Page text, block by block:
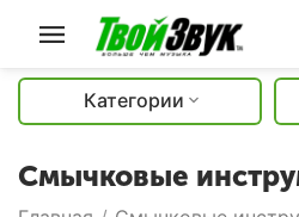
Категории
Смычковые